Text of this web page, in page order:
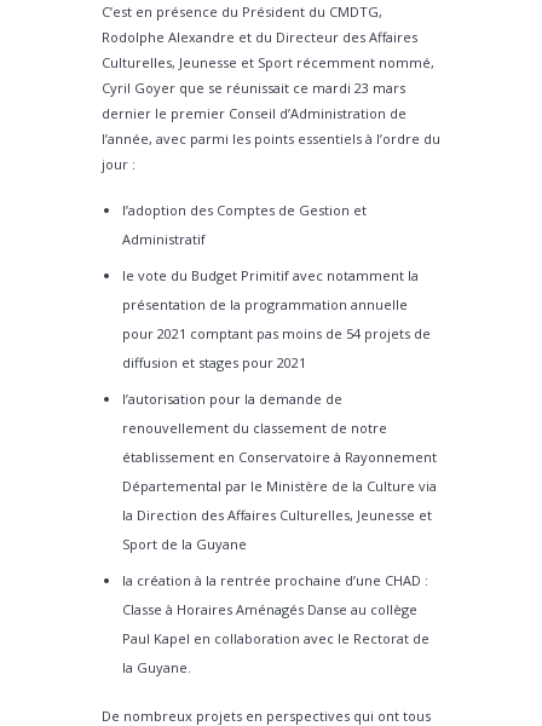
C’est en présence du Président du CMDTG,
Rodolphe Alexandre et du Directeur des Affaires
Culturelles, Jeunesse et Sport récemment nommé,
Cyril Goyer que se réunissait ce mardi 23 mars
dernier le premier Conseil d’Administration de
l’année, avec parmi les points essentiels à l’ordre du
jour :
l’adoption des Comptes de Gestion et
Administratif
le vote du Budget Primitif avec notamment la
présentation de la programmation annuelle
pour 2021 comptant pas moins de 54 projets de
diffusion et stages pour 2021
l’autorisation pour la demande de
renouvellement du classement de notre
établissement en Conservatoire à Rayonnement
Départemental par le Ministère de la Culture via
la Direction des Affaires Culturelles, Jeunesse et
Sport de la Guyane
la création à la rentrée prochaine d’une CHAD :
Classe à Horaires Aménagés Danse au collège
Paul Kapel en collaboration avec le Rectorat de
la Guyane.
De nombreux projets en perspectives qui ont tous